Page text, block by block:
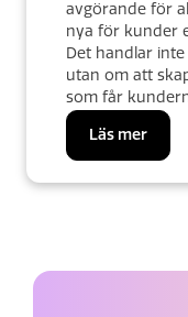
avgörande för
nya för kunder
Det handlar
utan om att
som får
Läs mer